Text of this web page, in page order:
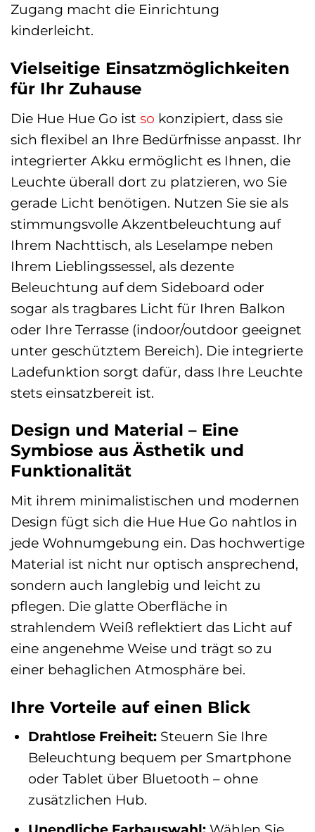
Zugang macht die Einrichtung
kinderleicht.
Vielseitige Einsatzmöglichkeiten
für Ihr Zuhause
Die Hue Hue Go ist so konzipiert, dass sie
sich flexibel an Ihre Bedürfnisse anpasst. Ihr
integrierter Akku ermöglicht es Ihnen, die
Leuchte überall dort zu platzieren, wo Sie
gerade Licht benötigen. Nutzen Sie sie als
stimmungsvolle Akzentbeleuchtung auf
Ihrem Nachttisch, als Leselampe neben
Ihrem Lieblingssessel, als dezente
Beleuchtung auf dem Sideboard oder
sogar als tragbares Licht für Ihren Balkon
oder Ihre Terrasse (indoor/outdoor geeignet
unter geschütztem Bereich). Die integrierte
Ladefunktion sorgt dafür, dass Ihre Leuchte
stets einsatzbereit ist.
Design und Material – Eine
Symbiose aus Ästhetik und
Funktionalität
Mit ihrem minimalistischen und modernen
Design fügt sich die Hue Hue Go nahtlos in
jede Wohnumgebung ein. Das hochwertige
Material ist nicht nur optisch ansprechend,
sondern auch langlebig und leicht zu
pflegen. Die glatte Oberfläche in
strahlendem Weiß reflektiert das Licht auf
eine angenehme Weise und trägt so zu
einer behaglichen Atmosphäre bei.
Ihre Vorteile auf einen Blick
Drahtlose Freiheit:Steuern Sie Ihre
Beleuchtung bequem per Smartphone
oder Tablet über Bluetooth – ohne
zusätzlichen Hub.